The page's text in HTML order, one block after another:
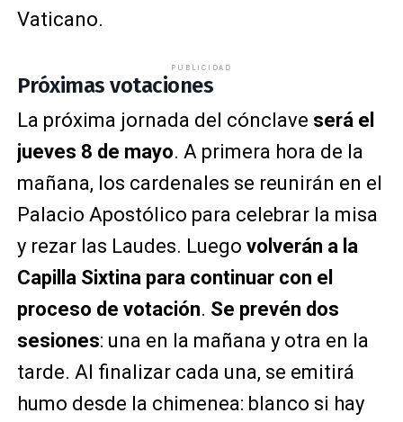
Vaticano.
PUBLICIDAD
Próximas votaciones
La próxima jornada del cónclave será el
jueves 8 de mayo. A primera hora de la
mañana, los cardenales se reunirán en el
Palacio Apostólico para celebrar la misa
y rezar las Laudes. Luego volverán a la
Capilla Sixtina para continuar con el
proceso de votación. Se prevén dos
sesiones: una en la mañana y otra en la
tarde. Al finalizar cada una, se emitirá
humo desde la chimenea: blanco si hay